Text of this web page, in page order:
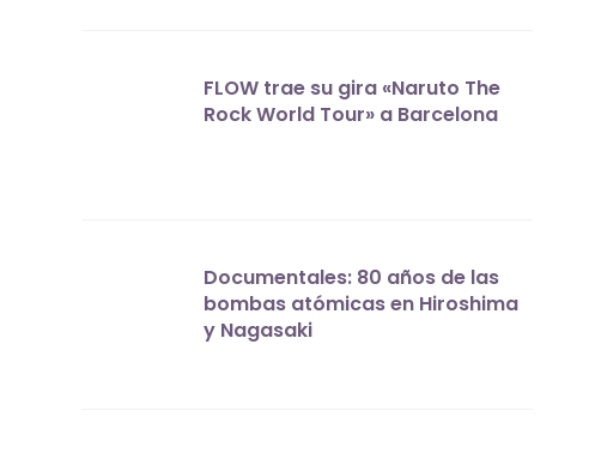
FLOW trae su gira «Naruto The
Rock World Tour» a Barcelona
Documentales: 80 años de las
bombas atómicas en Hiroshima
y Nagasaki